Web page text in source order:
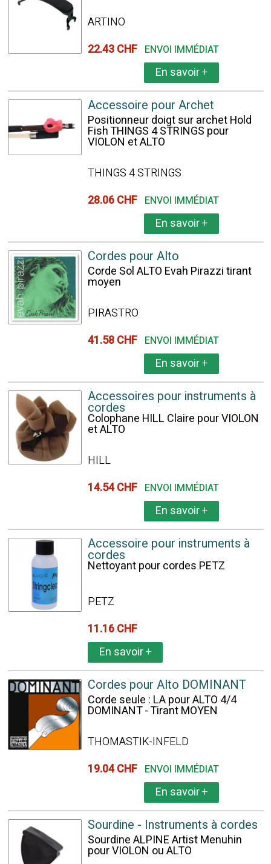
ARTINO
22.43 CHF ENVOI IMMÉDIAT
En savoir+
Accessoire pour Archet
Positionneur doigt sur archet Hold
Fish THINGS 4 STRINGS pour
VIOLON et ALTO
THINGS 4 STRINGS
28.06 CHF ENVOI IMMÉDIAT
En savoir+
Cordes pour Alto
Corde Sol ALTO Evah Pirazzi tirant
moyen
PIRASTRO
41.58 CHF ENVOI IMMÉDIAT
En savoir+
Accessoires pour instruments à
cordes
Colophane HILL Claire pour VIOLON
et ALTO
HILL
14.54 CHF ENVOI IMMÉDIAT
En savoir+
Accessoire pour instruments à
cordes
Nettoyant pour cordes PETZ
PETZ
11.16 CHF
En savoir+
Cordes pour Alto DOMINANT
Corde seule : LA pour ALTO 4/4
DOMINANT - Tirant MOYEN
THOMASTIK-INFELD
19.04 CHF ENVOI IMMÉDIAT
En savoir+
Sourdine - Instruments à cordes
Sourdine ALPINE Artist Menuhin
pour VIOLON ou ALTO